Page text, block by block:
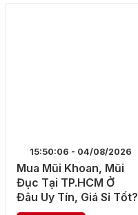
15:50:06 - 04/08/2026
Mua Mũi Khoan, Mũi
Đục Tại TP.HCM Ở
Đâu Uy Tín, Giá Sỉ Tốt?